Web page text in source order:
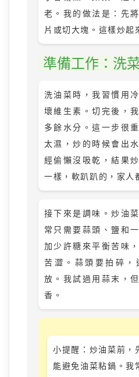
老。我的做法是：先
片或切大塊。這樣炒起
準備工作：洗
洗油菜時，我習慣用
壞維生素。切完後，
多餘水分。這一步很
太濕，炒的時候會出
經偷懶沒吸乾，結果
一樣，軟趴趴的，家人
接下來是調味。炒油
常只需要蒜頭、鹽和
加少許糖來平衡苦味
苦澀。蒜頭要拍碎，
放。我試過用蒜末，
香。
小提醒：炒油菜前，
能避免油菜粘鍋。我